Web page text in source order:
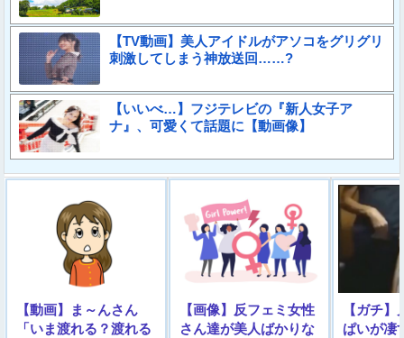
【TV動画】美人アイドルがアソコをグリグリ
刺激してしまう神放送回……?
【いいべ…】フジテレビの『新人女子ア
ナ』、可愛くて話題に【動画像】
【動画】ま～んさん
「いま渡れる？渡れる
【画像】反フェミ女性
さん達が美人ばかりな
【ガチ
ぱいが凄